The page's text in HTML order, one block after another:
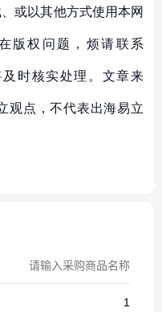
或以其他方式使用本网
版权问题，烦请联系
时核实处理。文章来
观点，不代表出海易立